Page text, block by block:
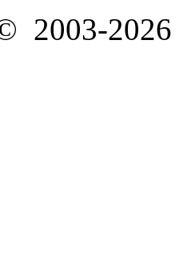
2003-2026